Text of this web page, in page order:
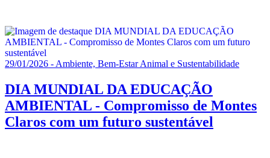
29/01/2026 - Ambiente, Bem-Estar Animal e Sustentabilidade
DIA MUNDIAL DA EDUCAÇÃO
AMBIENTAL - Compromisso de Montes
Claros com um futuro sustentável